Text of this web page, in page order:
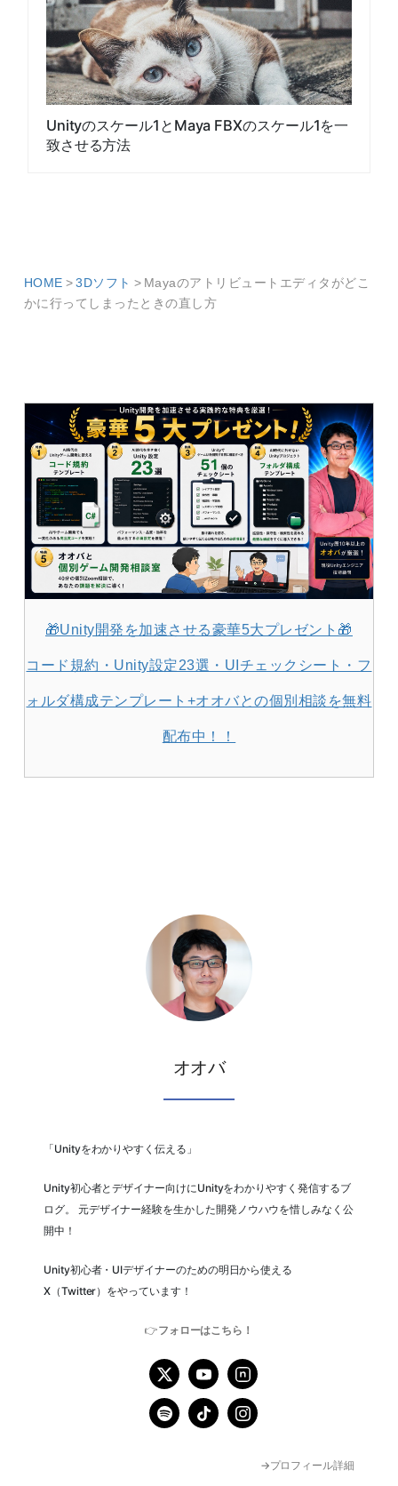
Unityのスケール1とMaya FBXのスケール1を一
致させる方法
HOME 3Dソフト
Mayaのアトリビュートエディタがどこ
かに行ってしまったときの直し方
🎁Unity開発を加速させる豪華5大プレゼント🎁
コード規約・Unity設定23選・UIチェックシート・フ
ォルダ構成テンプレート+オオバとの個別相談を無料
配布中！！
オオバ
「Unityをわかりやすく伝える」
Unity初心者とデザイナー向けにUnityをわかりやすく発信するブ
ログ。 元デザイナー経験を生かした開発ノウハウを惜しみなく公
開中！
Unity初心者・UIデザイナーのための明日から使える
X（Twitter）をやっています！
👉フォローはこちら！
→プロフィール詳細